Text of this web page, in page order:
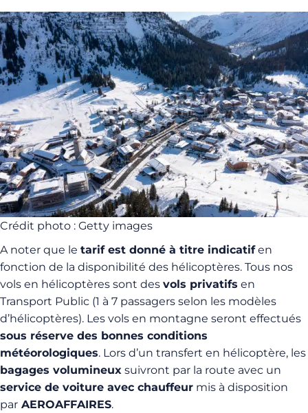
Crédit photo : Getty images
A noter que le tarif est donné à titre indicatifen
fonction de la disponibilité des hélicoptères. Tous nos
vols en hélicoptères sont des vols privatifs en
Transport Public (1 à 7 passagers selon les modèles
d’hélicoptères). Les vols en montagne seront effectués
sous réserve des bonnes conditions
météorologiques. Lors d’un transfert en hélicoptère, les
bagages volumineux suivront par la route avec un
service de voiture avec chauffeur mis à disposition
par AEROAFFAIRES.